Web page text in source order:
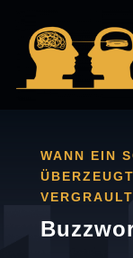
WANN EIN
VERGRAULT